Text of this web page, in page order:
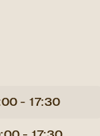
- 17:30